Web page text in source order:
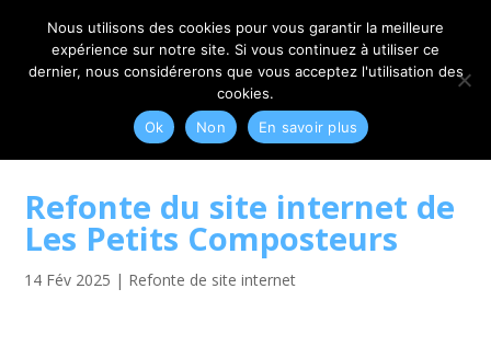
06 79 42 10 00 CONTACT@MYRIAM-CORBET.NET
Refonte du site internet de
Les Petits Composteurs
14 Fév 2025 | Refonte de site internet
Nous utilisons des cookies pour vous garantir la meilleure
expérience sur notre site. Si vous continuez à utiliser ce
dernier, nous considérerons que vous acceptez l'utilisation des
cookies.
Ok
Non En savoir plus